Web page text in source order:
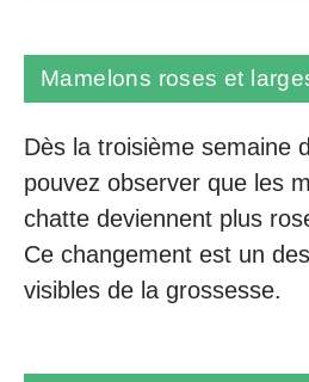
Mamelons roses et
Dès la troisième semaine
pouvez observer que les
chatte deviennent plus
Ce changement est un
visibles de la grossesse.